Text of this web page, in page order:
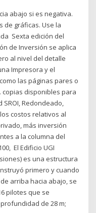
abajo si es negativa.
de gráficas. Use la
Sexta edición del
de Inversión se aplica
al nivel del detalle
Impresora y el
las páginas pares o
copias disponibles para
SROI, Redondeado,
costos relativos al
más inversión
a la columna del
El Edificio UGI
es una estructura
primero y cuando
arriba hacia abajo, se
pilotes que se
de 28 m;